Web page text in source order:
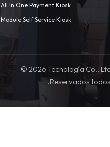
All In One Payment Kiosk
Module Self Service Kiosk
© 2026 Tecnología Co.,
.Reservados